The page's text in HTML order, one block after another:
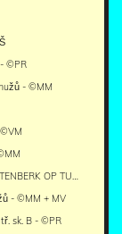
©PR
- ©MM
OP TU…
- ©MM + MV
sk. B - ©PR